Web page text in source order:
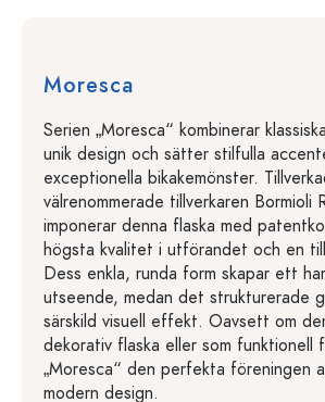
Moresca
Serien „Moresca“ kombinerar
unik design och sätter stilfulla
exceptionella bikakemönster.
välrenommerade tillverkaren Bormioli
imponerar denna flaska med
högsta kvalitet i utförandet och en
Dess enkla, runda form skapar ett
utseende, medan det strukturerade
särskild visuell effekt. Oavsett om
dekorativ flaska eller som funktionell
„Moresca“ den perfekta föreningen
modern design.